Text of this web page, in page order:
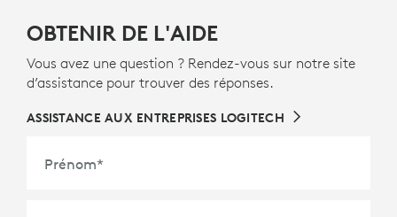
OBTENIR DE L'AIDE
Vous avez une question ? Rendez-vous sur notre site
d’assistance pour trouver des réponses.
ASSISTANCE AUX ENTREPRISES LOGITECH
Prénom*